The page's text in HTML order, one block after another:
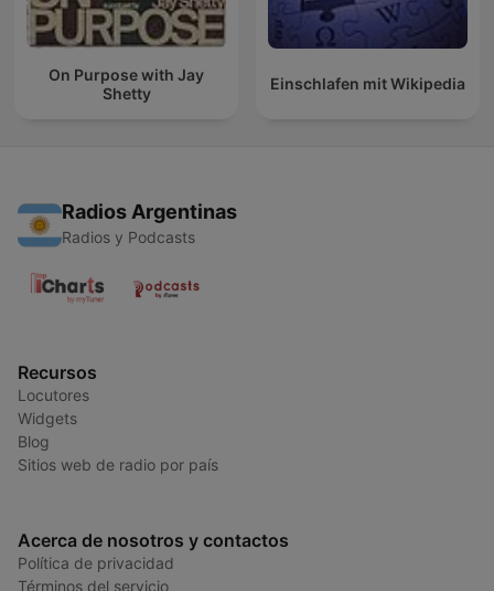
On Purpose with Jay
Shetty
Einschlafen mit Wikipedia
Radios Argentinas
Radios y Podcasts
Recursos
Locutores
Widgets
Blog
Sitios web de radio por país
Acerca de nosotros y contactos
Política de privacidad
Términos del servicio